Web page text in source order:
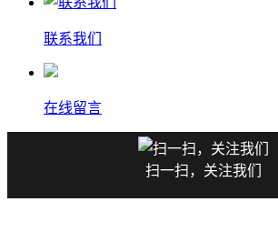
联系我们
在线留言
扫一扫，关注我们